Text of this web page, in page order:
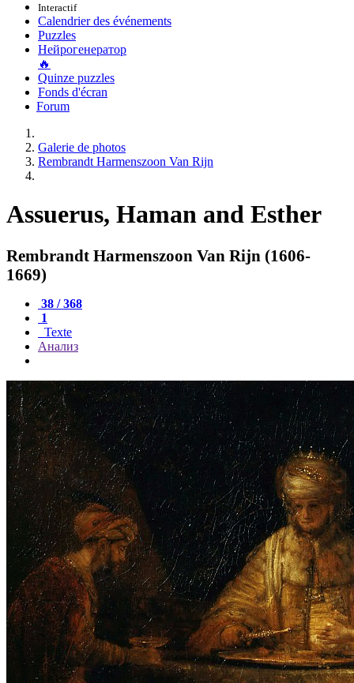
Interactif
Calendrier des événements
Puzzles
Нейрогенератор
🔥
Quinze puzzles
Fonds d'écran
Forum
Galerie de photos
Rembrandt Harmenszoon Van Rijn
Assuerus, Haman and Esther
Rembrandt Harmenszoon Van Rijn (1606-
1669)
38 / 368
1
Texte
Анализ